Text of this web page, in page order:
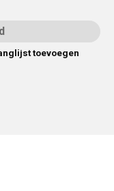
toevoegen